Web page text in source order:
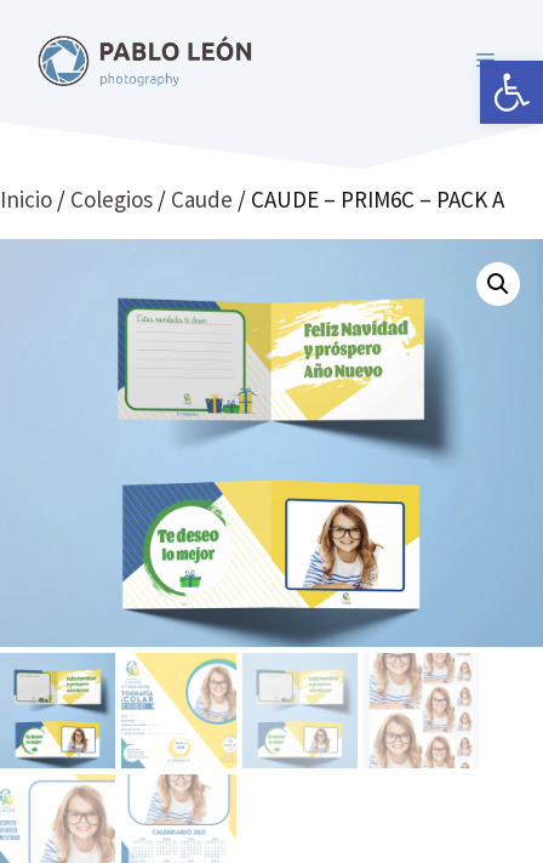
Abrir
contenido
MENÚ
Inicio / Colegios / Caude / CAUDE – PRIM6C – PACK A